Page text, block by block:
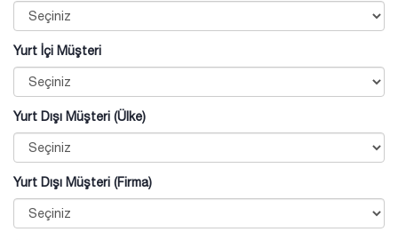
Yurt İçi Müşteri
Yurt Dışı Müşteri (Ülke)
Yurt Dışı Müşteri (Firma)